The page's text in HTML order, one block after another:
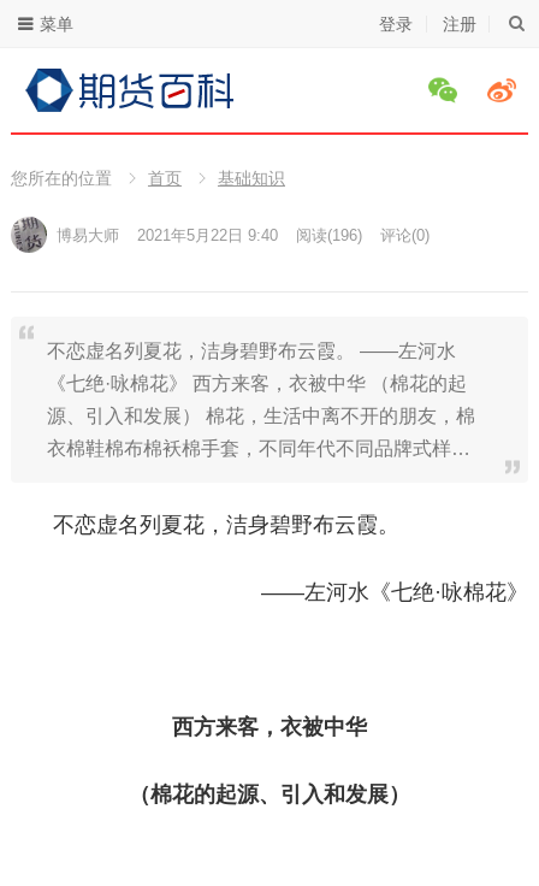
登录 注册
菜单
您所在的位置 首页 基础知识
博易大师 2021年5月22日 9:40 阅读(196) 评论(0)
不恋虚名列夏花，洁身碧野布云霞。 ——左河水
《七绝·咏棉花》 西方来客，衣被中华 （棉花的起
源、引入和发展） 棉花，生活中离不开的朋友，棉
衣棉鞋棉布棉袄棉手套，不同年代不同品牌式样…
不恋虚名列夏花，洁身碧野布云霞。
——左河水《七绝·咏棉花》
西方来客，衣被中华
（棉花的起源、引入和发展）